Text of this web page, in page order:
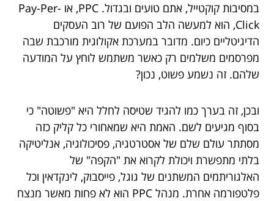
במסיבות קוקטייל, אתם טועים ובגדול. PPC, או Pay-Per-
Click, הוא למעשה הלב הפועם של רוב העסקים
הדיגיטליים כיום. מדובר במערכת אקולוגית מורכבת שבה
מפרסמים משלמים רק כאשר משתמש לוחץ על המודעה
שלהם. זה נשמע פשוט, נכון?
ובכן, זה בערך כמו להגיד שטיסה לחלל היא "פשוטה" כי
בסוף מגיעים לשם. האמת היא שמאחורי כל קליק כזה
מסתתר עולם שלם של אסטרטגיה, פסיכולוגיה, אנליטיקה
בלתי מתפשרת ויכולת לקרוא את "הקפה" של
האלגוריתמים המשתנים של גוגל, פייסבוק, לינקדאין וכל
פלטפורמה אחרת. מנהל PPC הוא לא פחות מאשר מנצח